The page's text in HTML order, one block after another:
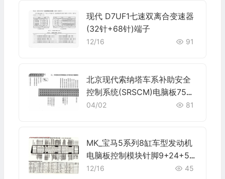
现代 D7UF1七速双离合变速器
(32针+68针)端子
12/16 91
北京现代索纳塔车系补助安全
控制系统(SRSCM)电脑板75针
端子
04/02 81
MK_宝马5系列8缸车型发动机
电脑板控制模块针脚9+24+52
+40+9针 端子图
12/16 45